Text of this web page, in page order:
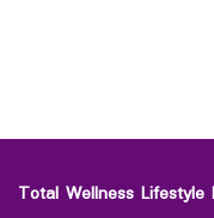
Total Wellness